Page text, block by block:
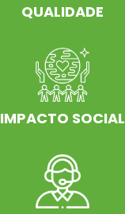
QUALIDADE
IMPACTO SOCIAL